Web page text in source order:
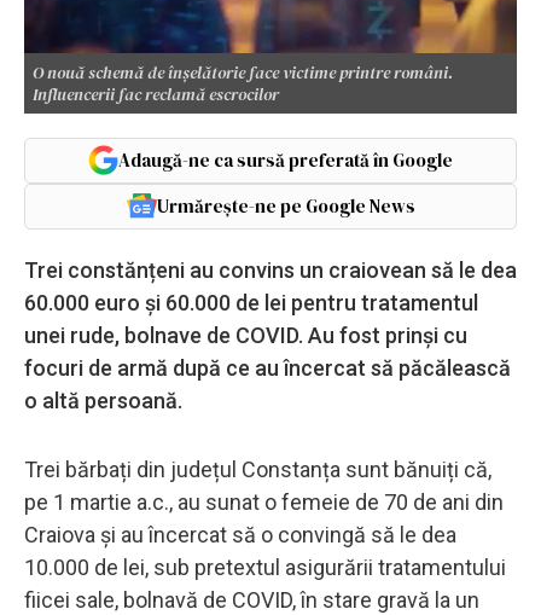
O nouă schemă de înșelătorie face victime printre români.
Influencerii fac reclamă escrocilor
Adaugă-ne ca sursă preferată în Google
Urmărește-ne pe Google News
Trei constănțeni au convins un craiovean să le dea
60.000 euro și 60.000 de lei pentru tratamentul
unei rude, bolnave de COVID. Au fost prinși cu
focuri de armă după ce au încercat să păcălească
o altă persoană.
Trei bărbați din județul Constanța sunt bănuiți că,
pe 1 martie a.c., au sunat o femeie de 70 de ani din
Craiova și au încercat să o convingă să le dea
10.000 de lei, sub pretextul asigurării tratamentului
fiicei sale, bolnavă de COVID, în stare gravă la un